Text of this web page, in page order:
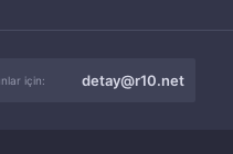
için: detay@r10.net